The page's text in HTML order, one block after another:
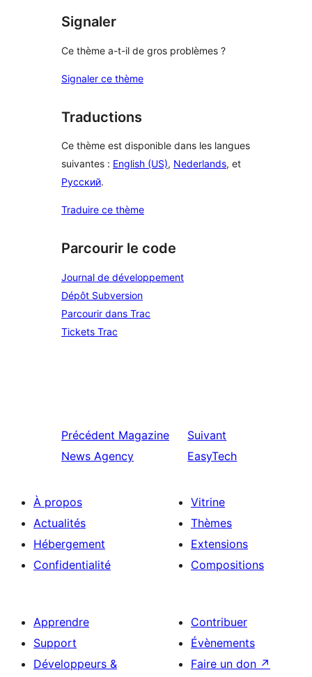
Signaler
Ce thème a-t-il de gros problèmes ?
Signaler ce thème
Traductions
Ce thème est disponible dans les langues
suivantes : English (US), Nederlands, et
Русский.
Traduire ce thème
Parcourir le code
Journal de développement
Dépôt Subversion
Parcourir dans Trac
Tickets Trac
Précédent Magazine
News Agency
Suivant
EasyTech
À propos
Actualités
Hébergement
Confidentialité
Vitrine
Thèmes
Extensions
Compositions
Apprendre
Support
Développeurs &
Contribuer
Évènements
Faire un don ↗